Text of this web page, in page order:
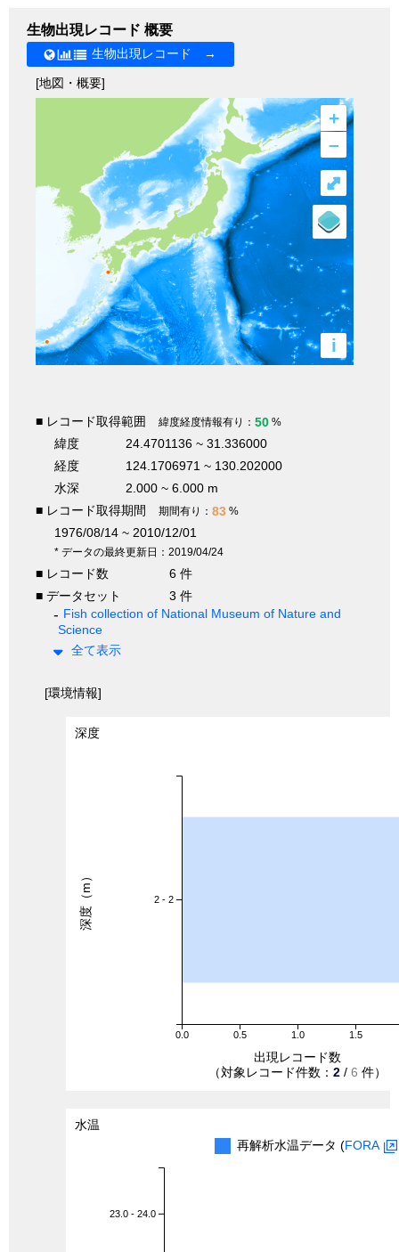
生物出現レコード 概要
生物出現レコード →
[地図・概要]
+
–
i
⤢
■ レコード取得範囲 緯度経度情報有り： 50 %
緯度
24.4701136 ~ 31.336000
経度
124.1706971 ~ 130.202000
水深
2.000 ~ 6.000 m
■ レコード取得期間
期間有り： 83 %
1976/08/14 ~ 2010/12/01
* データの最終更新日：2019/04/24
■ レコード数
6 件
■ データセット
3 件
Fish collection of National Museum of Nature and
Science
全て表示
[環境情報]
深度
0.0 0.5 1.0 1.5
2 - 2
出現レコード数
（対象レコード件数： 2 / 6 件）
深度（m）
水温
再解析水温データ (FORA
23.0 - 24.0